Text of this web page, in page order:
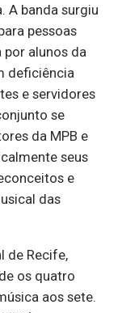
A banda surgiu
pessoas
alunos da
deficiência
e servidores
se
da MPB e
seus
e
das
de Recife,
os quatro
aos sete.